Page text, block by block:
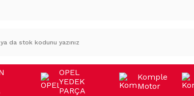
OPEL
YEDEK
PARÇA
Komple
Motor